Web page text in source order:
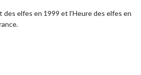
elfes en 1999 et l’Heure des elfes en